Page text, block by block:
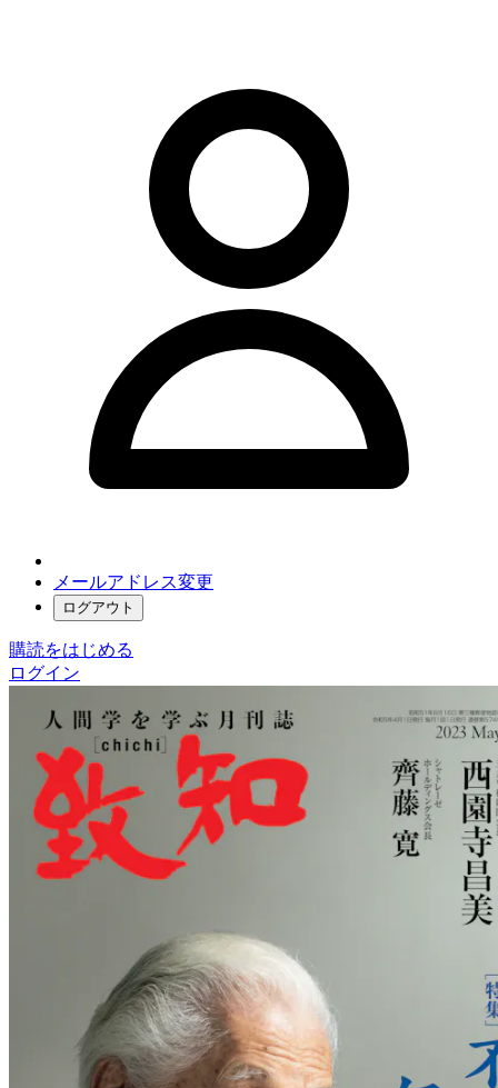
メールアドレス変更
ログアウト
購読をはじめる
ログイン